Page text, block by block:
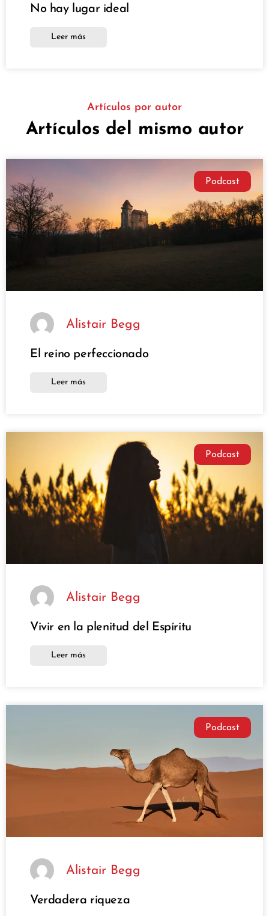
No hay lugar ideal
Leer más
Artículos por autor
Artículos del mismo autor
Podcast
Alistair Begg
El reino perfeccionado
Leer más
Podcast
Alistair Begg
Vivir en la plenitud del Espíritu
Leer más
Podcast
Alistair Begg
Verdadera riqueza